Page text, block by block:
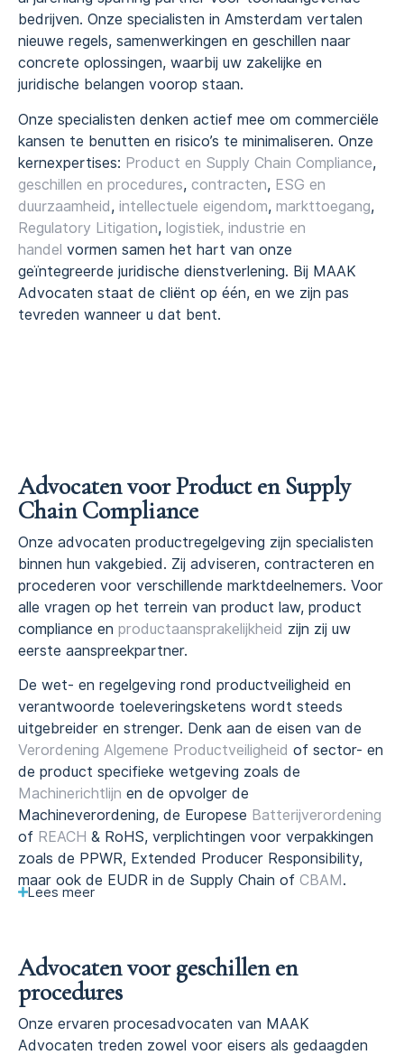
bedrijven. Onze specialisten in Amsterdam vertalen
nieuwe regels, samenwerkingen en geschillen naar
concrete oplossingen, waarbij uw zakelijke en
juridische belangen voorop staan.
Onze specialisten denken actief mee om commerciële
kansen te benutten en risico’s te minimaliseren. Onze
kernexpertises: Product en Supply Chain Compliance,
geschillen en procedures, contracten, ESG en
duurzaamheid, intellectuele eigendom, markttoegang,
Regulatory Litigation, logistiek, industrie en
handel vormen samen het hart van onze
geïntegreerde juridische dienstverlening. Bij MAAK
Advocaten staat de cliënt op één, en we zijn pas
tevreden wanneer u dat bent.
Advocaten voor Product en Supply
Chain Compliance
Onze advocaten productregelgeving zijn specialisten
binnen hun vakgebied. Zij adviseren, contracteren en
procederen voor verschillende marktdeelnemers. Voor
alle vragen op het terrein van product law, product
compliance en productaansprakelijkheid zijn zij uw
eerste aanspreekpartner.
De wet- en regelgeving rond productveiligheid en
verantwoorde toeleveringsketens wordt steeds
uitgebreider en strenger. Denk aan de eisen van de
Verordening Algemene Productveiligheid of sector- en
de product specifieke wetgeving zoals de
Machinerichtlijn en de opvolger de
Machineverordening, de Europese Batterijverordening
of REACH & RoHS, verplichtingen voor verpakkingen
zoals de PPWR, Extended Producer Responsibility,
maar ook de EUDR in de Supply Chain of CBAM .
Leesmeer
Advocaten voor geschillen en
procedures
Onze ervaren procesadvocaten van MAAK
Advocaten treden zowel voor eisers als gedaagden